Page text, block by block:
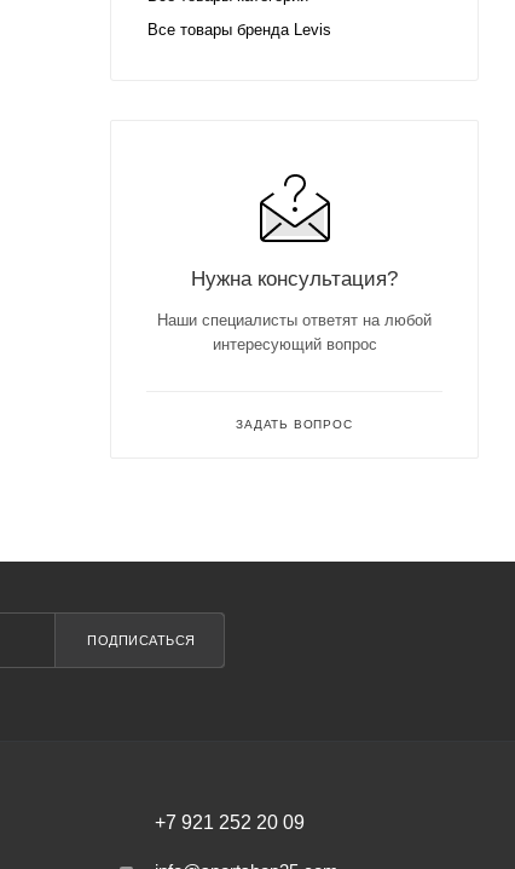
Все товары бренда Levis
Нужна консультация?
Наши специалисты ответят на любой
интересующий вопрос
ЗАДАТЬ ВОПРОС
ПОДПИСАТЬСЯ
+7 921 252 20 09